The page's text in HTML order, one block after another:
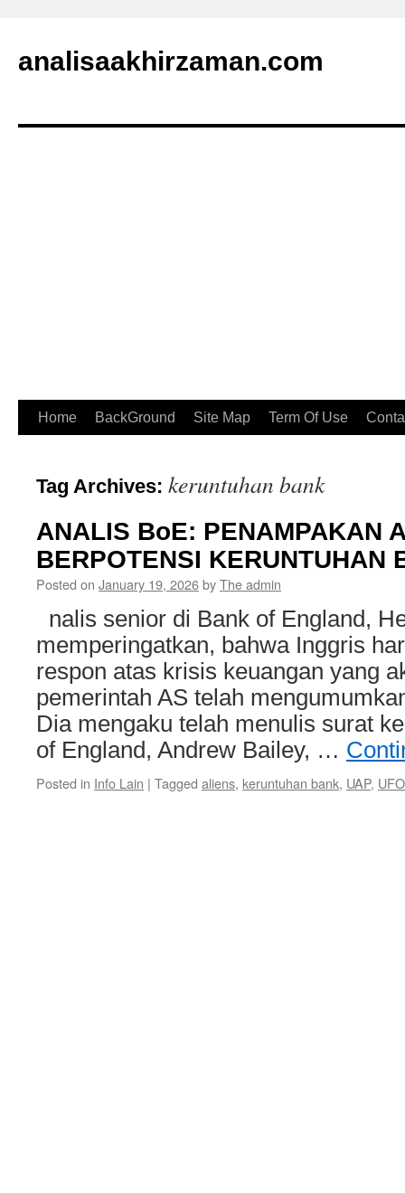
analisaakhirzaman.com
Home BackGround Site Map Term Of Use
Tag Archives: keruntuhan bank
ANALIS BoE: PENAMPAKAN
BERPOTENSI KERUNTUHAN
Posted on January 19, 2026byThe admin
nalis senior di Bank of England,
memperingatkan, bahwa Inggris
respon atas krisis keuangan yang
pemerintah AS telah
Dia mengaku telah menulis surat
of England, Andrew Bailey, …
Posted in Info Lain | Tagged aliens, keruntuhan bank, UAP, UFO